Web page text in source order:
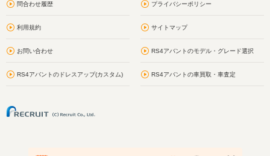
問合わせ履歴 プライバシーポリシー
利用規約 サイトマップ
お問い合わせ RS4アバントのモデル・グレード選択
RS4アバントのドレスアップ(カスタム) RS4アバントの車買取・車査定